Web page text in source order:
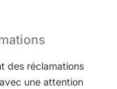
des réclamations
une attention